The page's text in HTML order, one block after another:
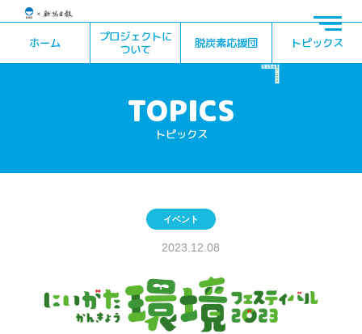
ホーム
プロジェクトに
ついて
脱炭素応援団 トピックス
トピックス
イベント
2023.12.08